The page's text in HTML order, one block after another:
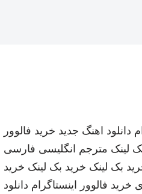
دانلود اهنگ جدید خرید فالوور
لینک مترجم انگلیسی فارسی
بک لینک خرید بک لینک خرید
خرید فالوور اینستاگرام دانلود